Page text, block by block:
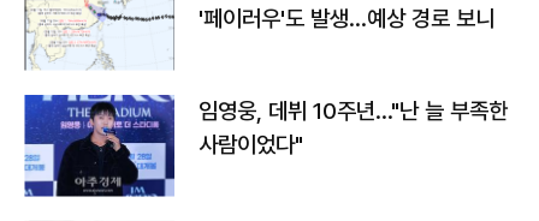
'페이러우'도 발생…예상 경로 보니
임영웅, 데뷔 10주년…"난 늘 부족한
사람이었다"